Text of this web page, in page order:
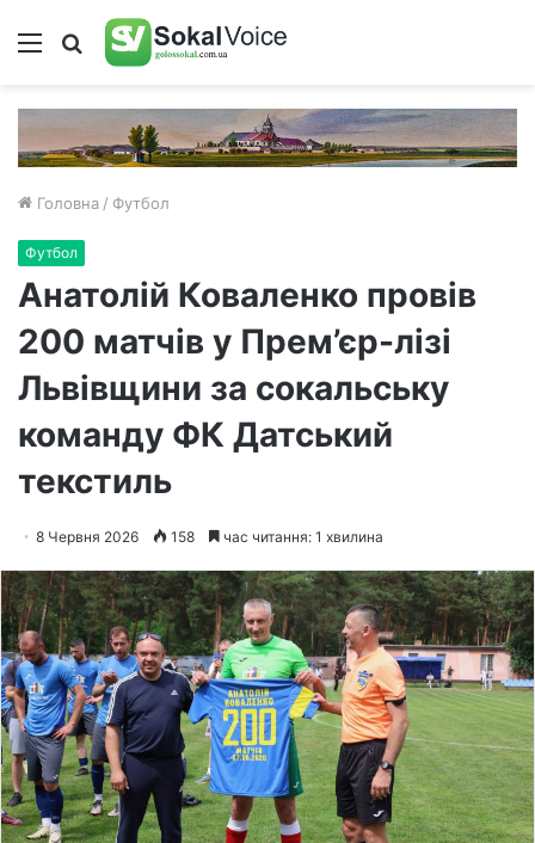
Меню Пошук
Головна / Футбол
Футбол
Анатолій Коваленко провів
200 матчів у Прем’єр-лізі
Львівщини за сокальську
команду ФК Датський
текстиль
8 Червня 2026 158 час читання: 1 хвилина